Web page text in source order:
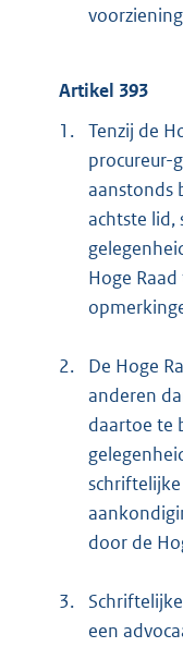
Artikel 393
1. Tenzij de
procureur-
aanstonds
achtste lid,
Hoge
2.
De Hoge
anderen
daartoe te
door de
3.
een